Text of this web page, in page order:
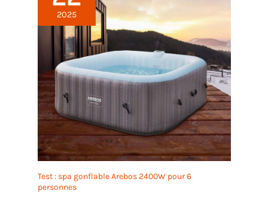
2025
Test : spa gonflable Arebos 2400W pour 6
personnes